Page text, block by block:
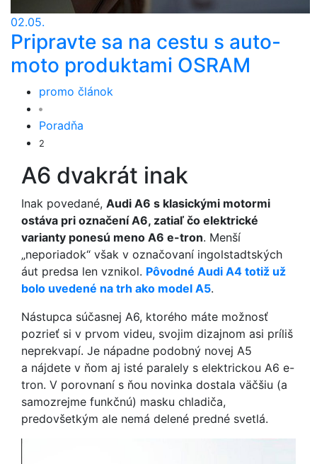
02.05.
Pripravte sa na cestu s auto-
moto produktami OSRAM
promo článok
Poradňa
2
A6 dvakrát inak
Inak povedané, Audi A6 s klasickými motormi
ostáva pri označení A6, zatiaľ čo elektrické
varianty ponesú meno A6 e-tron. Menší
„neporiadok“ však v označovaní ingolstadtských
áut predsa len vznikol. Pôvodné Audi A4 totiž už
bolo uvedené na trh ako model A5.
Nástupca súčasnej A6, ktorého máte možnosť
pozrieť si v prvom videu, svojim dizajnom asi príliš
neprekvapí. Je nápadne podobný novej A5
a nájdete v ňom aj isté paralely s elektrickou A6 e-
tron. V porovnaní s ňou novinka dostala väčšiu (a
samozrejme funkčnú) masku chladiča,
predovšetkým ale nemá delené predné svetlá.